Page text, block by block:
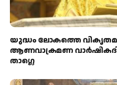
യുദ്ധം ലോകത്തെ
ആണവാക്രമണ
താഗ്ലെ